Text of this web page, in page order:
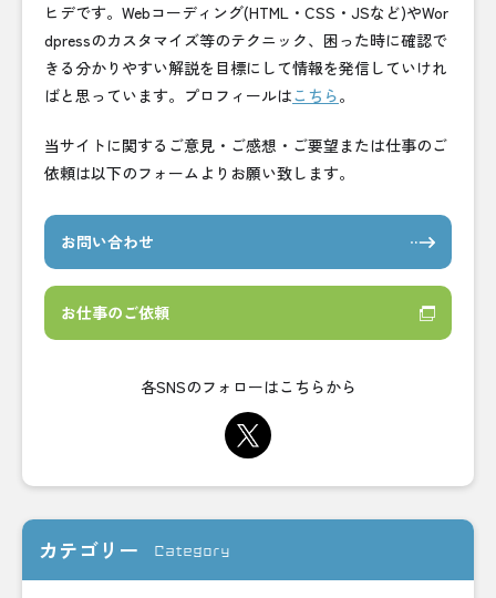
ヒデです。Webコーディング(HTML・CSS・JSなど)やWor
dpressのカスタマイズ等のテクニック、困った時に確認で
きる分かりやすい解説を目標にして情報を発信していけれ
ばと思っています。プロフィールはこちら。
当サイトに関するご意見・ご感想・ご要望または仕事のご
依頼は以下のフォームよりお願い致します。
お問い合わせ
お仕事のご依頼
各SNSのフォローはこちらから
カテゴリー Category